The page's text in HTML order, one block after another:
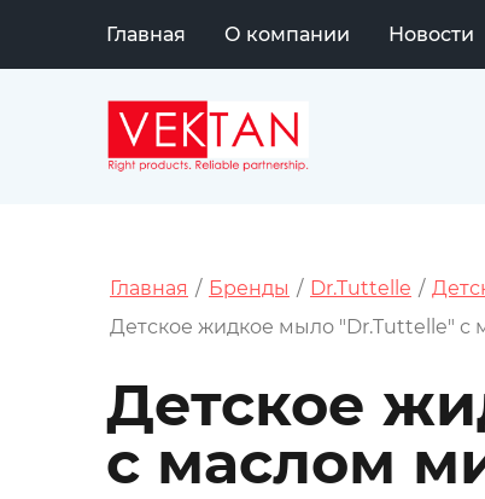
Главная О компании Новости
Главная / Бренды / Dr.Tuttelle /
Детское жидкое мыло "Dr.Tuttelle" с
Детское
с маслом